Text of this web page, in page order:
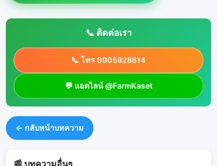
📞 ติดต่อเรา
📞 โทร 0905928614
💬 แอดไลน์ @FarmKaset
← กลับหน้าบทความ
📰 บทความอื่นๆ